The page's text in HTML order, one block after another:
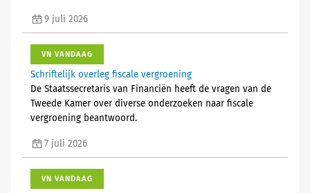
9 juli 2026
VN VANDAAG
Schriftelijk overleg fiscale vergroening
De Staatssecretaris van Financiën heeft de vragen van de
Tweede Kamer over diverse onderzoeken naar fiscale
vergroening beantwoord.
7 juli 2026
VN VANDAAG